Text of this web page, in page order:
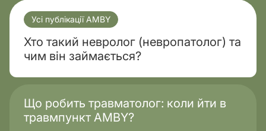
Усі публікації AMBY
Хто такий невролог (невропатолог) та
чим він займається?
Що робить травматолог: коли йти в
травмпункт AMBY?